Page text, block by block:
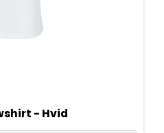
- Hvid